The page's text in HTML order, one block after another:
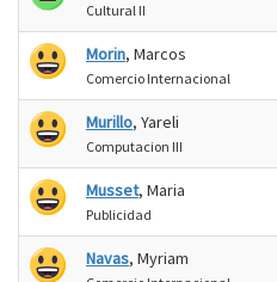
Cultural II
Morin, Marcos
Comercio Internacional
Murillo, Yareli
Computacion III
Musset, Maria
Publicidad
Navas, Myriam